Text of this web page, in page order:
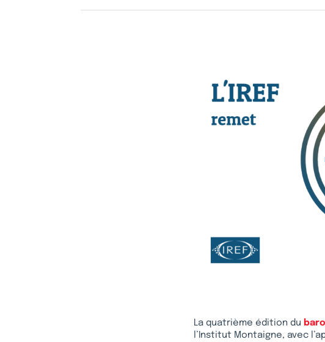
La quatrième édition du
l’Institut Montaigne, avec